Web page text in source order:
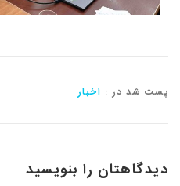
پست شد در : اخبار
دیدگاهتان را بنویسید